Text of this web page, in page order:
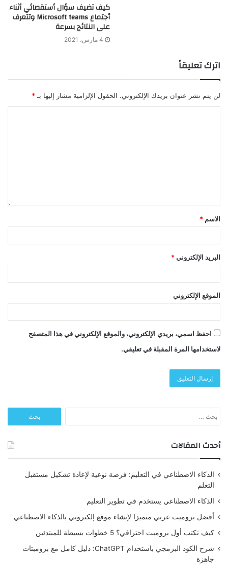
كيف تضيف سؤال أستقصائي أثناء
أجتماع Microsoft teams وتتعرف
على النتائج بسرعة
4 مارس، 2021
اترك تعليقاً
لن يتم نشر عنوان بريدك الإلكتروني. الحقول الإلزامية مشار إليها بـ *
الاسم *
البريد الإلكتروني *
الموقع الإلكتروني
احفظ اسمي، بريدي الإلكتروني، والموقع الإلكتروني في هذا المتصفح
لاستخدامها المرة المقبلة في تعليقي.
عن:
أحدث المقالات
الذكاء الاصطناعي في التعليم: فرصة نوعية لإعادة تشكيل مستقبل
التعلم
الذكاء الاصطناعي يستخدم في تطوير التعليم
أفضل برومبت عربي متميزا لإنشاء موقع إلكتروني بالذكاء الاصطناعي
كيف تكتب أول برومبت احترافي؟ 5 خطوات بسيطة للمبتدئين
شرح الكود البرمجي باستخدام ChatGPT: دليل كامل مع برومبتات
جاهزة